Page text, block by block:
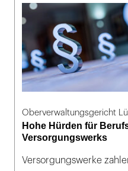
Oberverwaltungsgericht
Hohe Hürden für
Versorgungswerks
Versorgungswerke